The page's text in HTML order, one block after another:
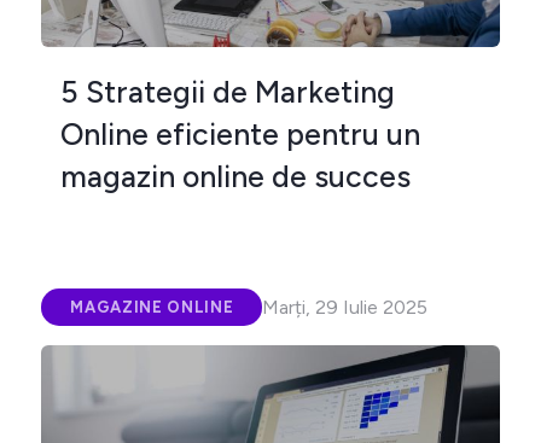
5 Strategii de Marketing
Online eficiente pentru un
magazin online de succes
MAGAZINE ONLINE Marți, 29 Iulie 2025